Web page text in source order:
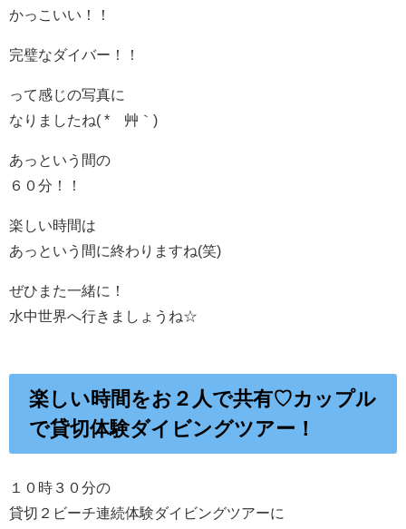
かっこいい！！
完璧なダイバー！！
って感じの写真に
なりましたね( *´艸｀)
あっという間の
６０分！！
楽しい時間は
あっという間に終わりますね(笑)
ぜひまた一緒に！
水中世界へ行きましょうね☆
楽しい時間をお２人で共有♡カップル
で貸切体験ダイビングツアー！
１０時３０分の
貸切２ビーチ連続体験ダイビングツアーに